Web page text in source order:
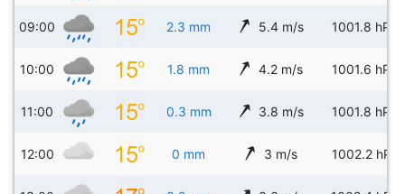
09:00 2.3 mm 5.4 m/s 1001.8 hPa
10:00 1.8 mm 4.2 m/s 1001.6 hPa
11:00 0.3 mm 3.8 m/s 1001.8 hPa
12:00 0 mm 3 m/s 1002.2 hPa